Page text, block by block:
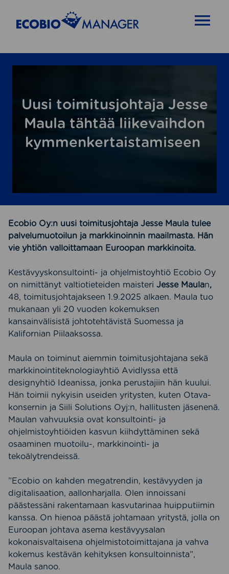
Uusi toimitusjohtaja Jesse
Maula tähtää liikevaihdon
kymmenkertaistamiseen
Ecobio Oy:n uusi toimitusjohtaja Jesse Maula tulee
palvelumuotoilun ja markkinoinnin maailmasta. Hän
vie yhtiön valloittamaan Euroopan markkinoita.
Kestävyyskonsultointi- ja ohjelmistoyhtiö Ecobio Oy
on nimittänyt valtiotieteiden maisteri Jesse Maulan,
48, toimitusjohtajakseen 1.9.2025 alkaen. Maula tuo
mukanaan yli 20 vuoden kokemuksen
kansainvälisistä johtotehtävistä Suomessa ja
Kalifornian Piilaaksossa.
Maula on toiminut aiemmin toimitusjohtajana sekä
markkinointiteknologiayhtiö Avidlyssa että
designyhtiö Ideanissa, jonka perustajiin hän kuului.
Hän toimii nykyisin useiden yritysten, kuten Otava-
konsernin ja Siili Solutions Oyj:n, hallitusten jäsenenä.
Maulan vahvuuksia ovat konsultointi- ja
ohjelmistoyhtiöiden kasvun kiihdyttäminen sekä
osaaminen muotoilu-, markkinointi- ja
tekoälytrendeissä.
”Ecobio on kahden megatrendin, kestävyyden ja
digitalisaation, aallonharjalla. Olen innoissani
päästessäni rakentamaan kasvutarinaa huipputiimin
kanssa. On hienoa päästä johtamaan yritystä, jolla on
Euroopan johtava asema kestävyysalan
kokonaisvaltaisena ohjelmistotoimittajana ja vahva
kokemus kestävän kehityksen konsultoinnista”,
Maula sanoo.